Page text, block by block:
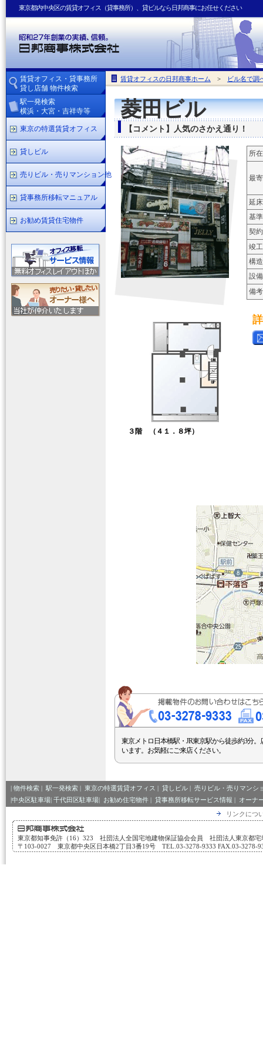
東京都内中央区の賃貸オフィス（貸事務所）、貸ビルなら日邦商事にお任せください
賃貸オフィスの日邦商事ホーム > ビル名で調
菱田ビル
【コメント】人気のさかえ通り！
３階 （４１．８坪）
所
最
延床
基
契
竣工
構
設備
備考
東京メトロ日本橋駅・JR東京駅から徒歩約3分。
います。お気軽にご来店ください。
賃貸オフィス・貸事務所
貸し店舗 物件検索
駅一発検索
横浜・大宮・吉祥寺等
東京の特選賃貸オフィス
貸しビル
売りビル・売りマンション他
貸事務所移転マニュアル
お勧め賃貸住宅物件
| 物件検索 | 駅一発検索 | 東京の特選賃貸オフィス | 貸しビル | 売りビル・売りマンシ
|中央区駐車場| 千代田区駐車場| お勧め住宅物件 | 貸事務所移転サービス情報 | オーナ
リンクにつ
東京都知事免許（16）323 社団法人全国宅地建物保証協会会員 社団法人東京都宅
〒103-0027 東京都中央区日本橋2丁目3番19号 TEL.03-3278-9333 FAX.03-3278-